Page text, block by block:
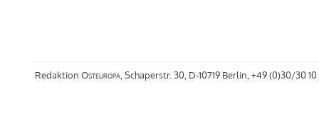
Redaktion Osteuropa, Schaperstr. 30, D-10719 Berlin, +49 (0)30/30